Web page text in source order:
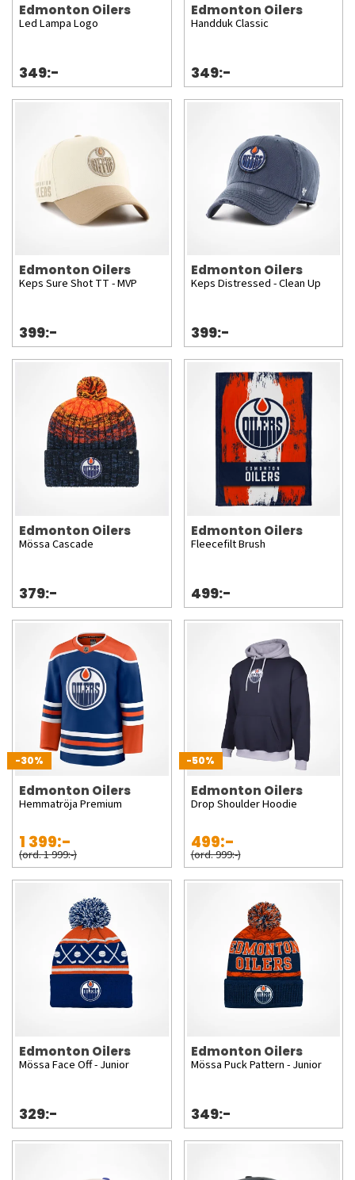
Edmonton Oilers
Led Lampa Logo
349:-
Edmonton Oilers
Handduk Classic
349:-
Edmonton Oilers
Keps Sure Shot TT - MVP
399:-
Edmonton Oilers
Keps Distressed - Clean Up
399:-
Edmonton Oilers
Mössa Cascade
379:-
Edmonton Oilers
Fleecefilt Brush
499:-
-30%
Edmonton Oilers
Hemmatröja Premium
1 399:-
(ord. 1 999:-)
-50%
Edmonton Oilers
Drop Shoulder Hoodie
499:-
(ord. 999:-)
Edmonton Oilers
Mössa Face Off - Junior
329:-
Edmonton Oilers
Mössa Puck Pattern - Junior
349:-